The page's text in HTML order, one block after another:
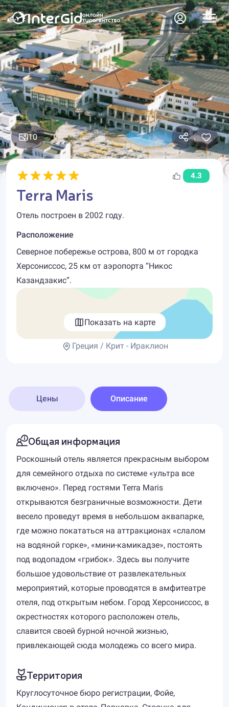
10
4.3
Terra Maris
Отель построен в 2002 году.
Расположение
Северное побережье острова, 800 м от городка
Херсониссос, 25 км от аэропорта “Никос
Казандзакис”.
Показать на карте
Греция / Крит - Ираклион
Цены Описание
Общая информация
Роскошный отель является прекрасным выбором
для семейного отдыха по системе «ультра все
включено». Перед гостями Terra Maris
открываются безграничные возможности. Дети
весело проведут время в небольшом аквапарке,
где можно покататься на аттракционах «слалом
на водяной горке», «мини-камикадзе», постоять
под водопадом «грибок». Здесь вы получите
большое удовольствие от развлекательных
мероприятий, которые проводятся в амфитеатре
отеля, под открытым небом. Город Херсониссос, в
окрестностях которого расположен отель,
славится своей бурной ночной жизнью,
привлекающей сюда молодежь со всего мира.
Территория
Круглосуточное бюро регистрации, Фойе,